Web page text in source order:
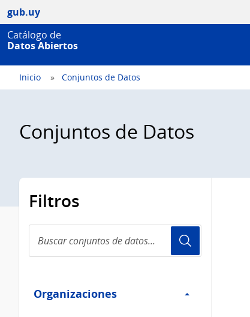
gub.uy
Catálogo de
Datos Abiertos
Inicio Conjuntos de Datos
Conjuntos de Datos
Filtros
conjuntos
de
Organizaciones
Organizaciones